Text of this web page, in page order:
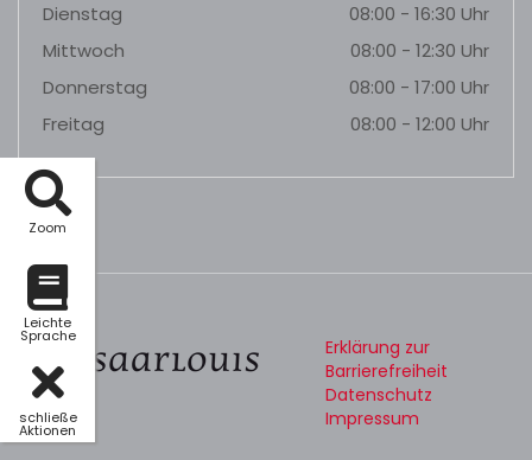
Zoom
Leichte
Sprache
schließe
Aktionen
Dienstag
08:00 - 16:30 Uhr
Mittwoch
08:00 - 12:30 Uhr
Donnerstag
08:00 - 17:00 Uhr
Freitag
08:00 - 12:00 Uhr
Erklärung zur
Barrierefreiheit
Datenschutz
Impressum